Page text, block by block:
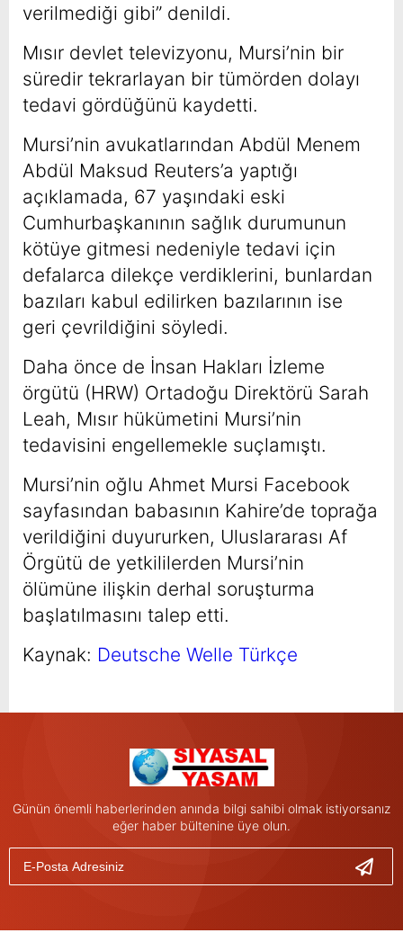
verilmediği gibi” denildi.
Mısır devlet televizyonu, Mursi’nin bir
süredir tekrarlayan bir tümörden dolayı
tedavi gördüğünü kaydetti.
Mursi’nin avukatlarından Abdül Menem
Abdül Maksud Reuters’a yaptığı
açıklamada, 67 yaşındaki eski
Cumhurbaşkanının sağlık durumunun
kötüye gitmesi nedeniyle tedavi için
defalarca dilekçe verdiklerini, bunlardan
bazıları kabul edilirken bazılarının ise
geri çevrildiğini söyledi.
Daha önce de İnsan Hakları İzleme
örgütü (HRW) Ortadoğu Direktörü Sarah
Leah, Mısır hükümetini Mursi’nin
tedavisini engellemekle suçlamıştı.
Mursi’nin oğlu Ahmet Mursi Facebook
sayfasından babasının Kahire’de toprağa
verildiğini duyururken, Uluslararası Af
Örgütü de yetkililerden Mursi’nin
ölümüne ilişkin derhal soruşturma
başlatılmasını talep etti.
Kaynak: Deutsche Welle Türkçe
Günün önemli haberlerinden anında bilgi sahibi olmak istiyorsanız
eğer haber bültenine üye olun.